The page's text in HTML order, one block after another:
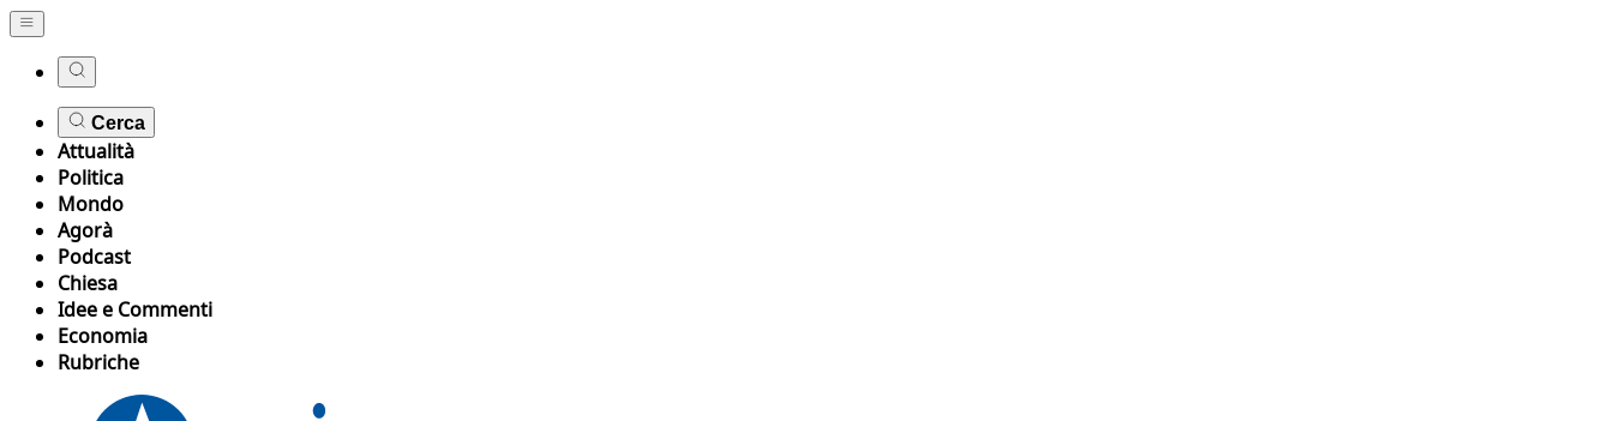
Cerca
Attualità
Politica
Mondo
Agorà
Podcast
Chiesa
Idee e Commenti
Economia
Rubriche